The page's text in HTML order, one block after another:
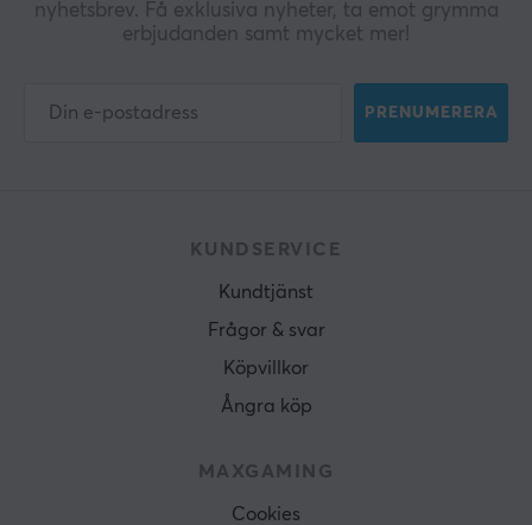
nyhetsbrev. Få exklusiva nyheter, ta emot grymma
erbjudanden samt mycket mer!
PRENUMERERA
KUNDSERVICE
Kundtjänst
Frågor & svar
Köpvillkor
Ångra köp
MAXGAMING
Cookies